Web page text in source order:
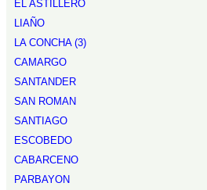
EL ASTILLERO
LIAÑO
LA CONCHA (3)
CAMARGO
SANTANDER
SAN ROMAN
SANTIAGO
ESCOBEDO
CABARCENO
PARBAYON